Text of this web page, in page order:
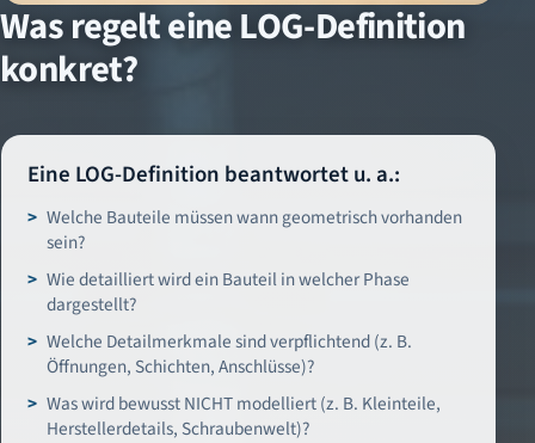
Was regelt eine LOG-Definition
konkret?
Eine LOG-Definition beantwortet u. a.:
Welche Bauteile müssen wann geometrisch vorhanden
sein?
Wie detailliert wird ein Bauteil in welcher Phase
dargestellt?
Welche Detailmerkmale sind verpflichtend (z. B.
Öffnungen, Schichten, Anschlüsse)?
Was wird bewusst NICHT modelliert (z. B. Kleinteile,
Herstellerdetails, Schraubenwelt)?